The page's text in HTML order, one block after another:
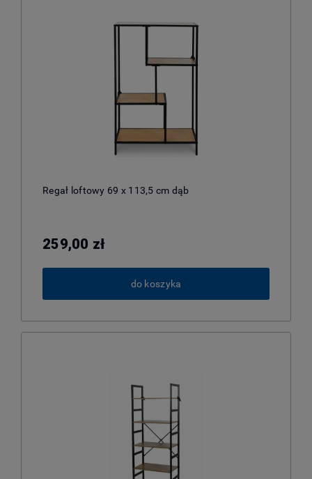
Regał loftowy 69 x 113,5 cm dąb
259,00 zł
do koszyka